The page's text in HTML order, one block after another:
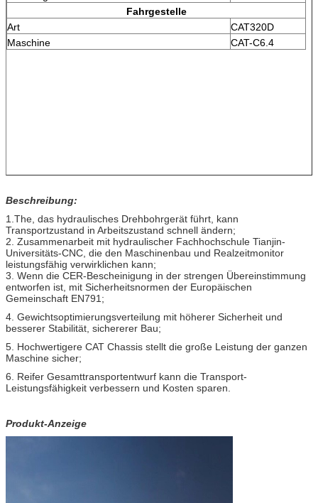
Fahrgestelle
Art
CAT320D
Maschine
CAT-C6.4
Beschreibung:
1.The, das hydraulisches Drehbohrgerät führt, kann
Transportzustand in Arbeitszustand schnell ändern;
2. Zusammenarbeit mit hydraulischer Fachhochschule Tianjin-
Universitäts-CNC, die den Maschinenbau und Realzeitmonitor
leistungsfähig verwirklichen kann;
3. Wenn die CER-Bescheinigung in der strengen Übereinstimmung
entworfen ist, mit Sicherheitsnormen der Europäischen
Gemeinschaft EN791;
4. Gewichtsoptimierungsverteilung mit höherer Sicherheit und
besserer Stabilität, sichererer Bau;
5. Hochwertigere CAT Chassis stellt die große Leistung der ganzen
Maschine sicher;
6. Reifer Gesamttransportentwurf kann die Transport-
Leistungsfähigkeit verbessern und Kosten sparen.
Produkt-Anzeige